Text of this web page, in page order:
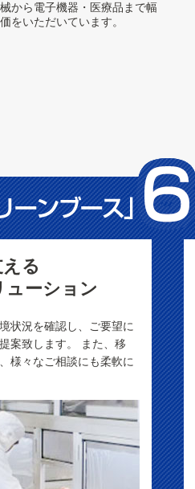
から電子機器・医療品まで幅
をいただいています。
る
ューション
状況を確認し、ご要望に
案致します。 また、移
様々なご相談にも柔軟に